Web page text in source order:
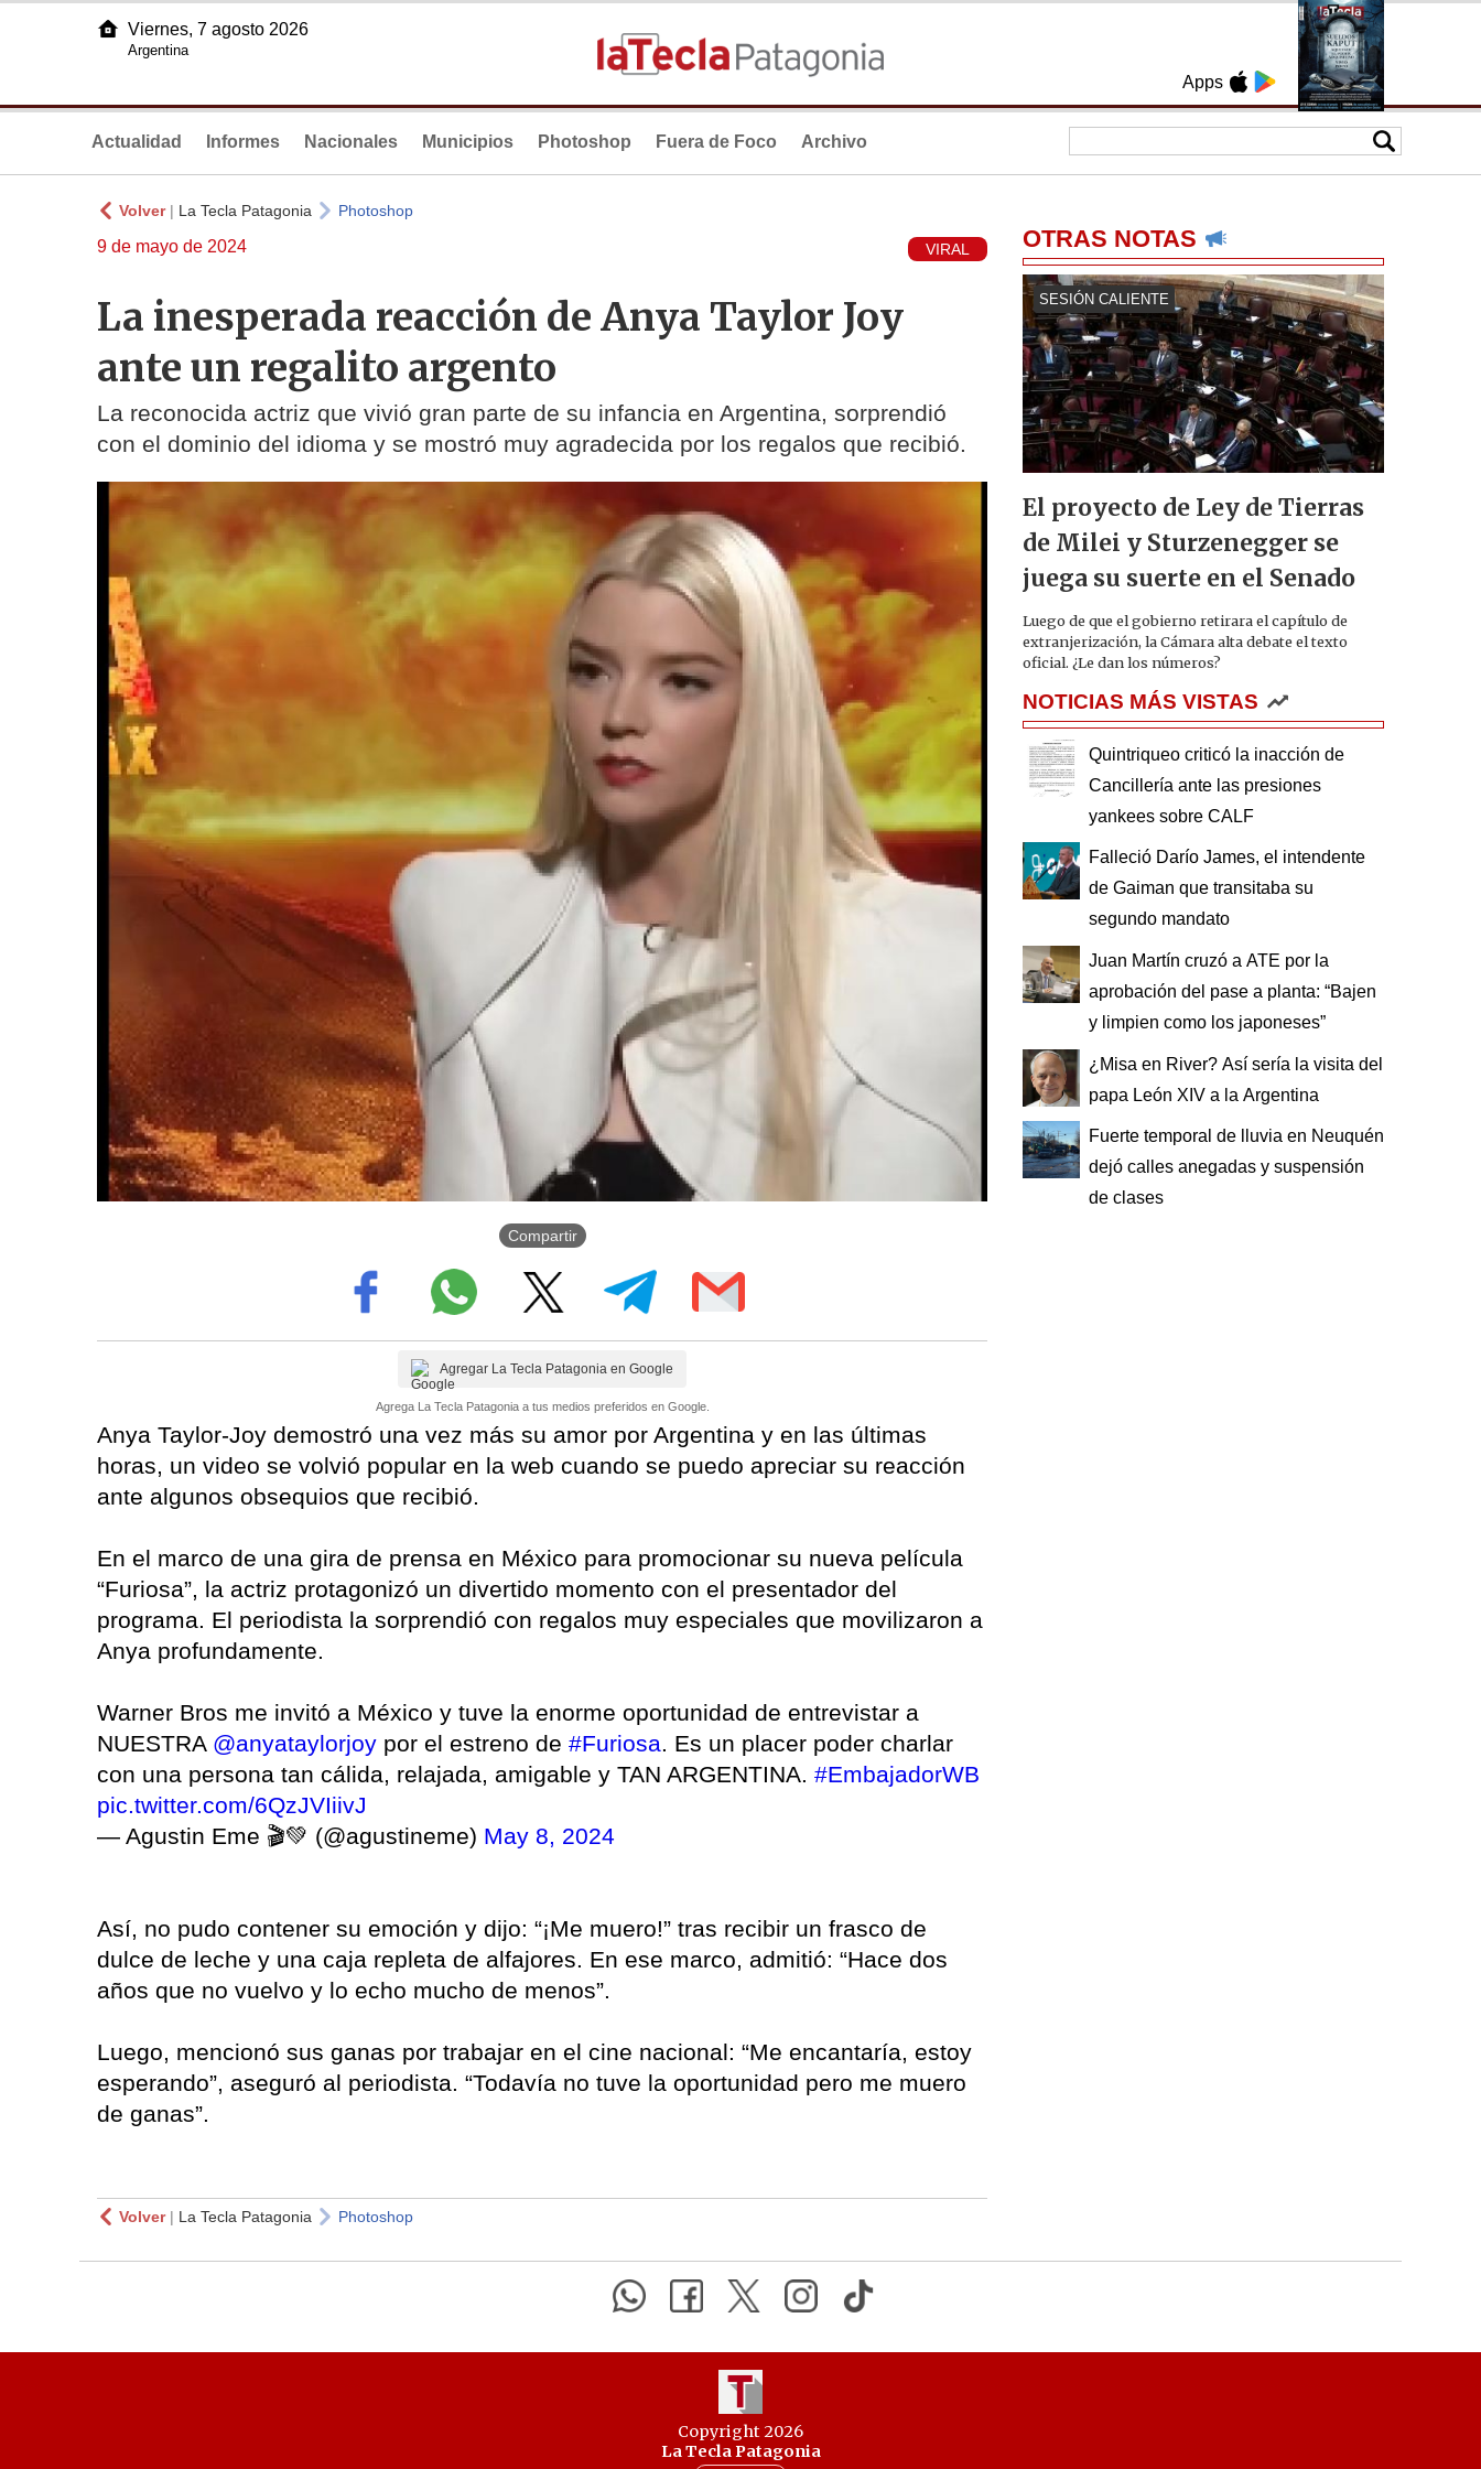
Apps
Viernes, 7 agosto 2026
Argentina
Actualidad Informes Nacionales Municipios Photoshop Fuera de Foco Archivo
Volver| La Tecla Patagonia Photoshop
9 de mayo de 2024 VIRAL
La inesperada reacción de Anya Taylor Joy
ante un regalito argento
La reconocida actriz que vivió gran parte de su infancia en Argentina, sorprendió
con el dominio del idioma y se mostró muy agradecida por los regalos que recibió.
Compartir
Agregar La Tecla Patagonia en Google
Agrega La Tecla Patagonia a tus medios preferidos en Google.
Anya Taylor-Joy demostró una vez más su amor por Argentina y en las últimas
horas, un video se volvió popular en la web cuando se puedo apreciar su reacción
ante algunos obsequios que recibió.
En el marco de una gira de prensa en México para promocionar su nueva película
“Furiosa”, la actriz protagonizó un divertido momento con el presentador del
programa. El periodista la sorprendió con regalos muy especiales que movilizaron a
Anya profundamente.
Warner Bros me invitó a México y tuve la enorme oportunidad de entrevistar a
NUESTRA @anyataylorjoy por el estreno de #Furiosa. Es un placer poder charlar
con una persona tan cálida, relajada, amigable y TAN ARGENTINA. #EmbajadorWB
pic.twitter.com/6QzJVIiivJ
— Agustin Eme 🎬💚 (@agustineme) May 8, 2024
Así, no pudo contener su emoción y dijo: “¡Me muero!” tras recibir un frasco de
dulce de leche y una caja repleta de alfajores. En ese marco, admitió: “Hace dos
años que no vuelvo y lo echo mucho de menos”.
Luego, mencionó sus ganas por trabajar en el cine nacional: “Me encantaría, estoy
esperando”, aseguró al periodista. “Todavía no tuve la oportunidad pero me muero
de ganas”.
Volver| La Tecla Patagonia Photoshop
OTRAS NOTAS
SESIÓN CALIENTE
El proyecto de Ley de Tierras
de Milei y Sturzenegger se
juega su suerte en el Senado
Luego de que el gobierno retirara el capítulo de
extranjerización, la Cámara alta debate el texto
oficial. ¿Le dan los números?
NOTICIAS MÁS VISTAS
Quintriqueo criticó la inacción de
Cancillería ante las presiones
yankees sobre CALF
Falleció Darío James, el intendente
de Gaiman que transitaba su
segundo mandato
Juan Martín cruzó a ATE por la
aprobación del pase a planta: “Bajen
y limpien como los japoneses”
¿Misa en River? Así sería la visita del
papa León XIV a la Argentina
Fuerte temporal de lluvia en Neuquén
dejó calles anegadas y suspensión
de clases
Copyright 2026
La Tecla Patagonia